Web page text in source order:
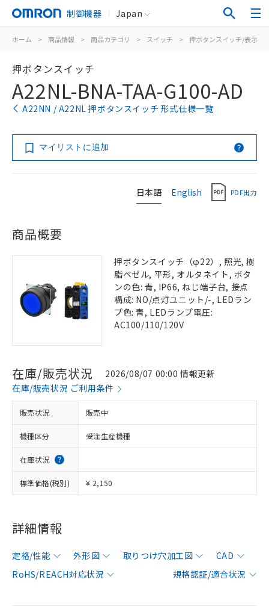
制御機器 Japan
ホーム > 商品情報 > 商品カテゴリ > スイッチ > 押ボタンスイッチ/表示灯
押ボタンスイッチ
A22NL-BNA-TAA-G100-AD
A22NN / A22NL 押ボタンスイッチ 形式仕様一覧
マイリストに追加
日本語 English PDF出力
商品概要
押ボタンスイッチ（φ22）, 照光, 樹
脂ベゼル, 平形, オルタネイト, ボタ
ンの色: 青, IP66, ねじ端子台, 接点
構成: NO/点灯ユニット/-, LEDラン
プ色: 青, LEDランプ電圧:
AC100/110/120V
在庫/販売状況
2026/08/07 00:00 情報更新
在庫/販売状況 ご利用条件
販売状況 販売中
機種区分 受注生産機種
在庫状況
標準価格(税別) ¥ 2,150
詳細情報
定格/性能 外形図 取りつけ穴加工図
CAD
RoHS/REACH対応状況
規格認証/適合状況